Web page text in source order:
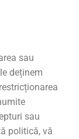
sau
deținem
sau
politică, vă